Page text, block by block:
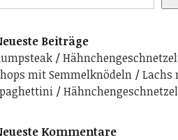
Beiträge
mit Semmelknödeln
Lachs
Kommentare